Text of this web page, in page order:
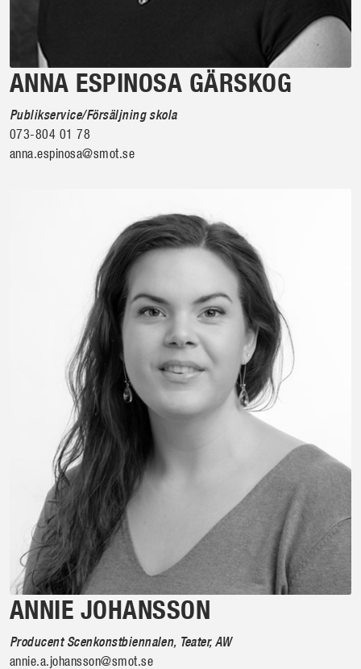
ANNA ESPINOSA GÄRSKOG
Publikservice/Försäljning skola
073-804 01 78
anna.espinosa@smot.se
ANNIE JOHANSSON
Producent Scenkonstbiennalen, Teater, AW
annie.a.johansson@smot.se